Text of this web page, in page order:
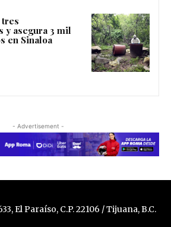
tres
y asegura 3 mil
en Sinaloa
- Advertisement -
El Paraíso, C.P. 22106 / Tijuana, B.C.